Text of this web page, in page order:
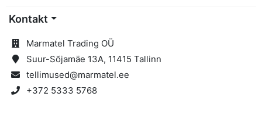
Kontakt
Marmatel Trading OÜ
Suur-Sõjamäe 13A, 11415 Tallinn
tellimused@marmatel.ee
+372 5333 5768